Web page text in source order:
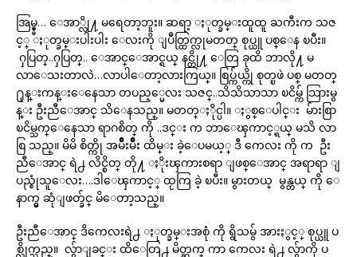
အြမ္မ္မ္… ေအာ္လို႔ မရေတာ့ဘူး။ ဆရာ့ ႏုတ္ခမ္းထူထူ ႀကီးက သဇ
င့္ ႏုတ္ခမ္းပါးပါး ေလးကို ျပဳတ္ထြက္လုမတတ္ စုပ္ယူ ပစ္ေန ၿပီး။
ႁပြတ္..ႁပြတ္.. ေအာင္ေအာင္ရယ္ နင္တို႔ ေတြ ခုထိ ဘာလို႔ မ
လာေသးတာလဲ…လာပါေတာ့လားကြယ္။ စြပ္က်ယ္ကို စုတ္ၿဖဲ ပစ္ မတတ္
႐ုန္းကန္းေနေသာ တပည့္မေလး သဇင္..သိသိသာသာ ၿငိမ္က် သြားမွ
န္း ဦးညီေအာင္ သိေနသည္။ မတတ္ႏိုင္ပါ။ ႏွစ္ေပါင္း မ်ားစြာ
ၿငိမ္သက္ေနေသာ ရာဂစိတ္ ကို ..ဒင္း က ဘာေၾကာင့္ရယ္ မသိ လာ
စြ သည္။ မိမိ စိတ္ကို အမ်ိဳးမ်ိဳး ထိမ္း ခဲ့ေပမယ့္ ဒီ ကေလး ကို က ဦး
ညီေအာင္ ရဲ႕ လိင္စိတ္ တို႔ ႏိုးၾကားစရာ ျဖစ္ေအာင္ အရာရာ ျ
ပည္စုံသူေလး….ဒါေၾကာင့္ ထႂကြ ခဲ့ ၿပီး။ မွားတယ္ မွန္တယ္ ကို ေ
နာက္မွ ဆုံျဖတ္ခ်င္ မိေတာ့သည္။
ဦးညီေအာင္ ဒိကေလးရဲ႕ ႏုတ္ခမ္းအစုံ ကို ရွိသမွ် အားႏွင့္ စုပ္ယူ ပ
စ္လိုက္သည္။ လွ်ာျခင္း ထိေတြ႕ မိတ္ဆက္ ကာ ကေလး ရဲ႕ လွ်ာကို ပ